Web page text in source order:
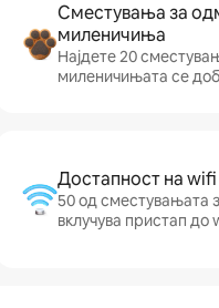
Сместувања за
миленичиња
Најдете 20
миленичињата се
Достапност на wifi
50 од сместувањата
вклучува пристап до